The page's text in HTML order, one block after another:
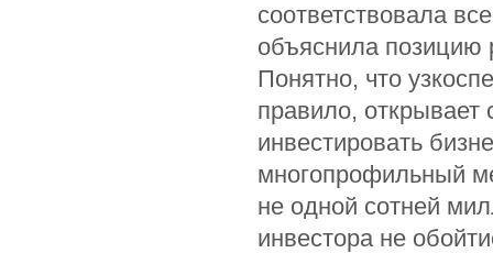
соответствовала
объяснила позицию
Понятно, что
правило,
инвестировать
многопрофильный
не одной сотней
инвестора не